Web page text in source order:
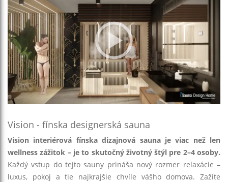
Vision - fínska designerská sauna
Vision interiérová fínska dizajnová sauna je viac než len
wellness zážitok – je to skutočný životný štýl pre 2–4 osoby.
Každý vstup do tejto sauny prináša nový rozmer relaxácie –
luxus, pokoj a tie najkrajšie chvíle vášho domova. Zažite